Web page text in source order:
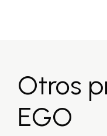
Otros
EGO